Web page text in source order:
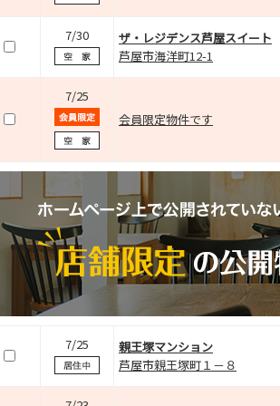
7/30
ザ・レジデンス芦屋スイート
芦屋市海洋町12-1
7/25
会員限定物件です
7/25
親王塚マンション
芦屋市親王塚町１－８